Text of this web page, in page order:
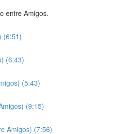
entre Amigos.
(6:51)
(6:43)
(5:43)
(9:15)
Amigos) (7:56)